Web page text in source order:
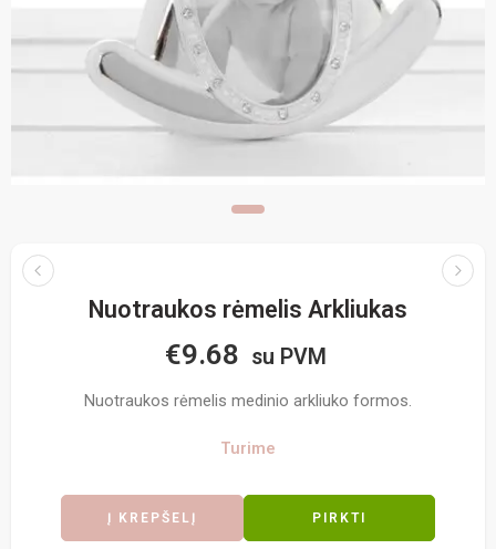
Nuotraukos rėmelis Arkliukas
€9.68 su PVM
Nuotraukos rėmelis medinio arkliuko formos.
Turime
Į KREPŠELĮ PIRKTI